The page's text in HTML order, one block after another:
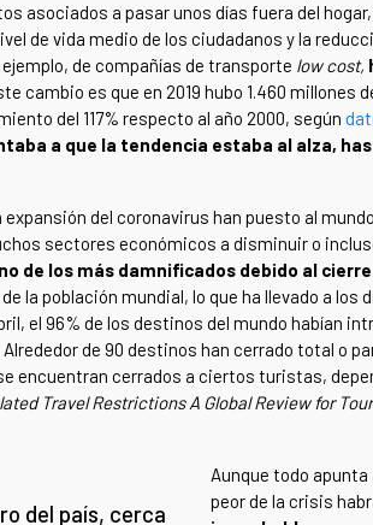
asociados a pasar unos días fuera del
de vida medio de los ciudadanos y la
de compañías de transporte low cost,
cambio es que en 2019 hubo 1.460 millones
del 117% respecto al año 2000, según
a que la tendencia estaba al alza,
del coronavirus han puesto al
sectores económicos a disminuir o
de los más damnificados debido al
la población mundial, lo que ha llevado a los
el 96% de los destinos del mundo habían
de 90 destinos han cerrado total o
encuentran cerrados a ciertos turistas,
Travel Restrictions A Global Review for
del país, cerca
Aunque todo apunta
peor de la crisis